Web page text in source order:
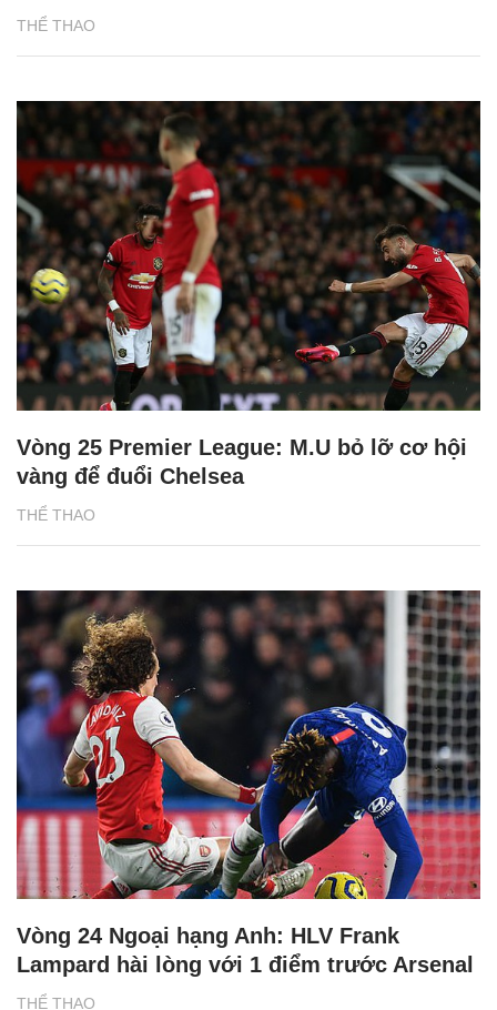
THỂ THAO
THỂ THAO
Vòng 25 Premier League: M.U bỏ lỡ cơ hội
vàng để đuổi Chelsea
THỂ THAO
Vòng 24 Ngoại hạng Anh: HLV Frank
Lampard hài lòng với 1 điểm trước Arsenal